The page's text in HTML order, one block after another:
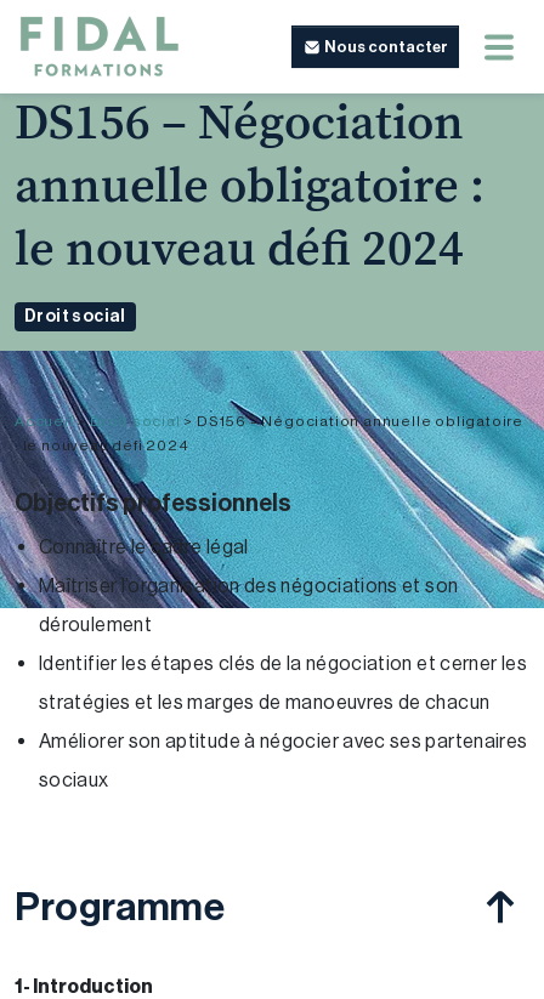
Nous contacter
DS156 – Négociation
annuelle obligatoire :
le nouveau défi 2024
Droit social
Accueil>Droit social >DS156 – Négociation annuelle obligatoire
: le nouveau défi 2024
Objectifs professionnels
Connaître le cadre légal
Maîtriser l’organisation des négociations et son
déroulement
Identifier les étapes clés de la négociation et cerner les
stratégies et les marges de manoeuvres de chacun
Améliorer son aptitude à négocier avec ses partenaires
sociaux
Programme
1- Introduction